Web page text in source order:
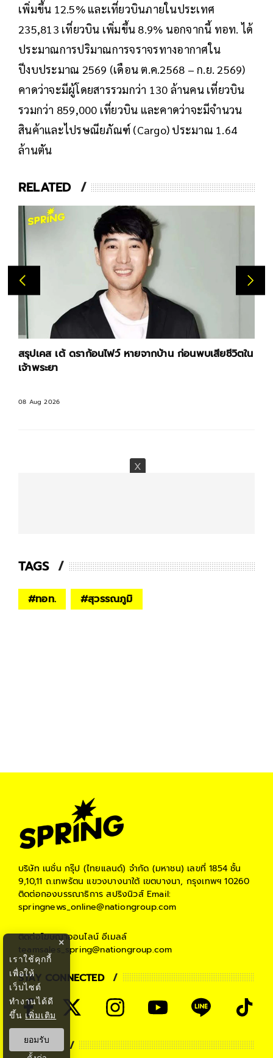
เพิ่มขึ้น 12.5% และเที่ยวบินภายในประเทศ
235,813 เที่ยวบิน เพิ่มขึ้น 8.9% นอกจากนี้ ทอท. ได้
ประมาณการปริมาณการจราจรทางอากาศใน
ปีงบประมาณ 2569 (เดือน ต.ค.2568 – ก.ย. 2569)
คาดว่าจะมีผู้โดยสารรวมกว่า 130 ล้านคน เที่ยวบิน
รวมกว่า 859,000 เที่ยวบิน และคาดว่าจะมีจำนวน
สินค้าและไปรษณียภัณฑ์ (Cargo) ประมาณ 1.64
ล้านตัน
RELATED
สรุปเคส เต้ ดราก้อนไฟว์ หายจากบ้าน ก่อนพบเสียชีวิตใน
เจ้าพระยา
08 Aug 2026
TAGS
#ทอท. #สุวรรณภูมิ
บริษัท เนชั่น กรุ๊ป (ไทยแลนด์) จำกัด (มหาชน) เลขที่ 1854 ชั้น
9,10,11 ถ.เทพรัตน แขวงบางนาใต้ เขตบางนา, กรุงเทพฯ 10260
ติดต่อกองบรรณาธิการ สปริงนิวส์Email:
springnews_online@nationgroup.com
ติดต่อโฆษณาออนไลน์ อีเมลล์
teamsales_spring@nationgroup.com
STAY CONNECTED
PARTNER
×
เราใช้คุกกี้
เพื่อให้
เว็บไซต์
ทำงานได้ดี
ขึ้น เพิ่มเติม
ยอมรับ